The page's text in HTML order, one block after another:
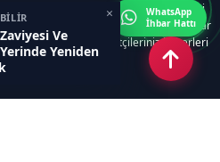
Ve
Yeniden
×
haber sitesinde gerekli tüm modülleri
yazılımımız zamandan tasarruf sağlar
sayesinde ziyaretçileriniz haberleri
WhatsApp
İhbar Hattı